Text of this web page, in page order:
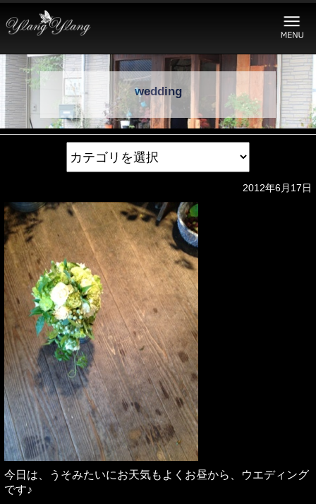
wedding
2012年6月17日
今日は、うそみたいにお天気もよくお昼から、ウエディング
です♪